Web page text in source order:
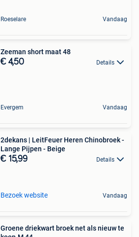
Roeselare Vandaag
Zeeman short maat 48
€ 4,50 Details
Evergem Vandaag
2dekans | LeitFeuer Heren Chinobroek -
Lange Pijpen - Beige
€ 15,99 Details
Bezoek website Vandaag
Groene driekwart broek net als nieuw te